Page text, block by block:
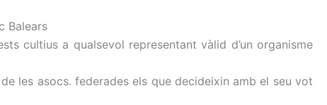
Balears
cultius a qualsevol representant vàlid d’un organisme
les asocs. federades els que decideixin amb el seu vot